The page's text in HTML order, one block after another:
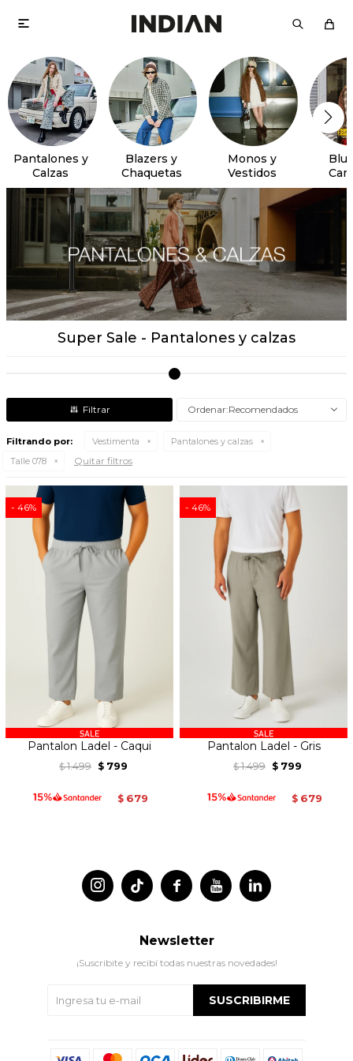

Pantalones y
Calzas
Blazers y
Chaquetas
Monos y
Vestidos
Super Sale - Pantalones y calzas
Recomendados
Filtrando por: Vestimenta
Pantalones y calzas
Talle 078
Quitar filtros
46
Pantalon Ladel - Caqui
$ 1.499 $ 799
$ 679
46
Pantalon Ladel - Gris
$ 1.499 $ 799
$ 679
 
 
Newsletter
¡Suscribite y recibí todas nuestras novedades!
SUSCRIBIRME